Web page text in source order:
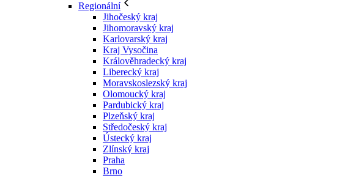
Regionální
Jihočeský kraj
Jihomoravský kraj
Karlovarský kraj
Kraj Vysočina
Králověhradecký kraj
Liberecký kraj
Moravskoslezský kraj
Olomoucký kraj
Pardubický kraj
Plzeňský kraj
Středočeský kraj
Ústecký kraj
Zlínský kraj
Praha
Brno